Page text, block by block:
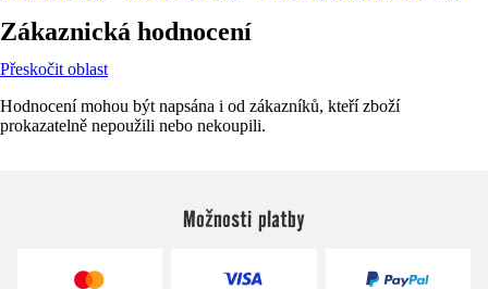
Zákaznická hodnocení
Přeskočit oblast
Hodnocení mohou být napsána i od zákazníků, kteří zboží
prokazatelně nepoužili nebo nekoupili.
Možnosti platby